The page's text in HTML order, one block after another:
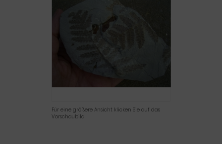
Für eine größere Ansicht klicken Sie auf das
Vorschaubild